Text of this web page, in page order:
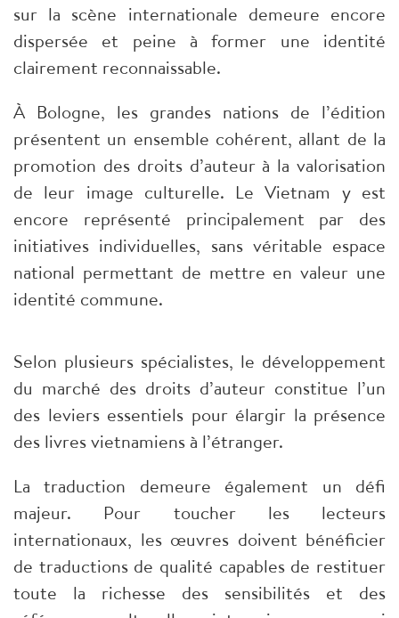
sur la scène internationale demeure encore
dispersée et peine à former une identité
clairement reconnaissable.
À Bologne, les grandes nations de l’édition
présentent un ensemble cohérent, allant de la
promotion des droits d’auteur à la valorisation
de leur image culturelle. Le Vietnam y est
encore représenté principalement par des
initiatives individuelles, sans véritable espace
national permettant de mettre en valeur une
identité commune.
Selon plusieurs spécialistes, le développement
du marché des droits d’auteur constitue l’un
des leviers essentiels pour élargir la présence
des livres vietnamiens à l’étranger.
La traduction demeure également un défi
majeur. Pour toucher les lecteurs
internationaux, les œuvres doivent bénéficier
de traductions de qualité capables de restituer
toute la richesse des sensibilités et des